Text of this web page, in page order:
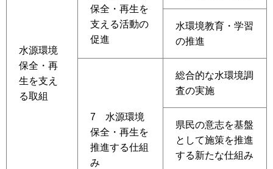
水源環境
保全・再
生を支え
る取組
保全・再生を
支える活動の
促進
水環境教育・学習
の推進
7 水源環境
保全・再生を
推進する仕組
み
総合的な水環境調
査の実施
県民の意志を基盤
として施策を推進
する新たな仕組み